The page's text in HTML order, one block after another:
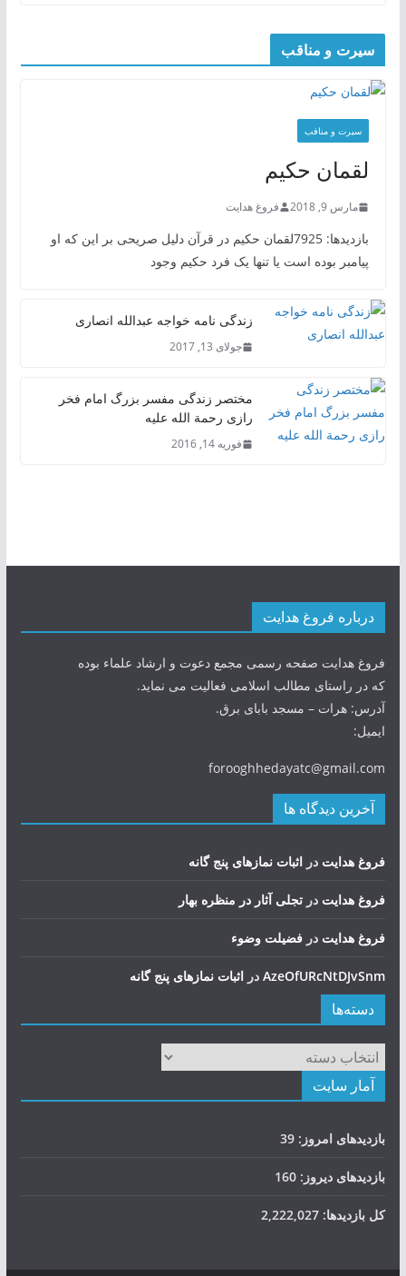
سیرت و مناقب
سیرت و منافب
لقمان حکیم
مارس 9, 2018 فروغ هدایت
بازدیدها: 7925لقمان حکیم در قرآن دلیل صریحی بر این که او
پیامبر بوده است یا تنها یک فرد حکیم وجود
زندگی نامه خواجه عبدالله انصاری
جولای 13, 2017
مختصر زندگی مفسر بزرگ امام فخر
رازی رحمة الله علیه
فوریه 14, 2016
درباره فروغ هدایت
فروغ هدایت صفحه رسمی مجمع دعوت و ارشاد علماء بوده
که در راستای مطالب اسلامی فعالیت می نماید.
آدرس: هرات – مسجد بابای برق.
ایمیل:
forooghhedayatc@gmail.com
آخرین دیدگاه ها
فروغ هدایت در اثبات نمازهای پنج گانه
فروغ هدایت در تجلی آثار در منظره بهار
فروغ هدایت در فضيلت وضوء
AzeOfURcNtDJvSnmدر اثبات نمازهای پنج گانه
دسته‌ها
دسته‌ها
آمار سایت
بازدیدهای امروز: 39
بازدیدهای دیروز: 160
کل بازدیدها: 2,222,027